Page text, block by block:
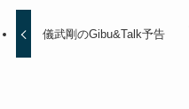
儀武剛のGibu&Talk予告